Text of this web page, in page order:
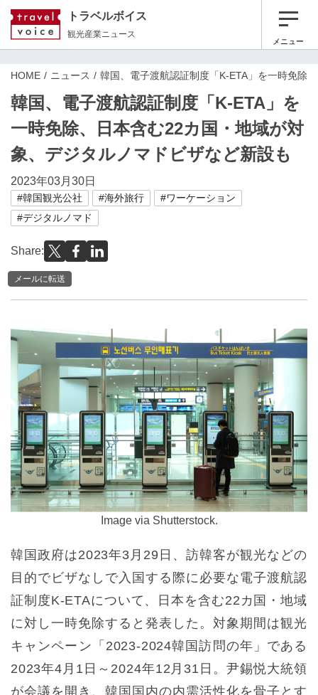
トラベルボイス
観光産業ニュース
メニュー
HOME ニュース 韓国、電子渡航認証制度「K-ETA」を一時免除
韓国、電子渡航認証制度「K-ETA」を
一時免除、日本含む22カ国・地域が対
象、デジタルノマドビザなど新設も
2023年03月30日
#韓国観光公社 #海外旅行
#ワーケーション
#デジタルノマド
Share:
メールに転送
Image via Shutterstock.
韓国政府は2023年3月29日、訪韓客が観光などの
目的でビザなしで入国する際に必要な電子渡航認
証制度K-ETAについて、日本を含む22カ国・地域
に対し一時免除すると発表した。対象期間は観光
キャンペーン「2023-2024韓国訪問の年」である
2023年4月1日～2024年12月31日。尹錫悦大統領
が会議を開き、韓国国内の内需活性化を骨子とす